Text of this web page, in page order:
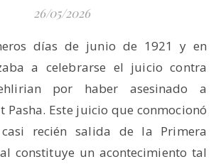
26/05/2026
a celebrarse el juicio contra
por haber asesinado a
Pasha. Este juicio que conmocionó
recién salida de la Primera
constituye un acontecimiento tal